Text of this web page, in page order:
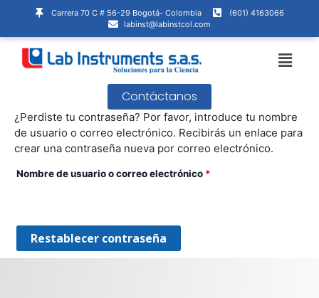
contenido
Carrera 70 C # 56-29 Bogotá- Colombia
(601) 4163066
labinst@labinstcol.com
Menú
Contáctanos
¿Perdiste tu contraseña? Por favor, introduce tu nombre
de usuario o correo electrónico. Recibirás un enlace para
crear una contraseña nueva por correo electrónico.
Nombre de usuario o correo electrónico *
Obligatorio
Restablecer contraseña